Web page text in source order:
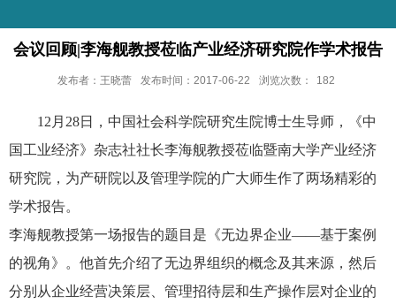
会议回顾|李海舰教授莅临产业经济研究院作学术报告
发布者：王晓蕾 发布时间：2017-06-22 浏览次数： 182
12月28日，中国社会科学院研究生院博士生导师，《中
国工业经济》杂志社社长李海舰教授莅临暨南大学产业经济
研究院，为产研院以及管理学院的广大师生作了两场精彩的
学术报告。
李海舰教授第一场报告的题目是《无边界企业——基于案例
的视角》。他首先介绍了无边界组织的概念及其来源，然后
分别从企业经营决策层、管理招待层和生产操作层对企业的